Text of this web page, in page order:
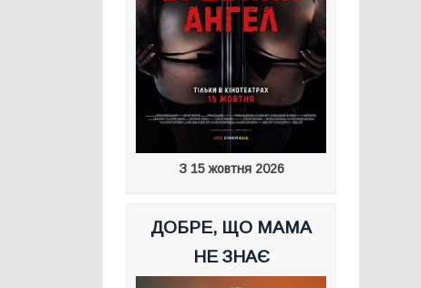
З 15 жовтня 2026
ДОБРЕ, ЩО МАМА
НЕ ЗНАЄ